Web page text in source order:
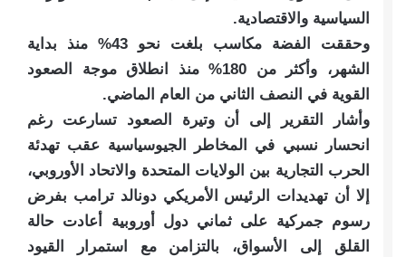
السياسية والاقتصادية.
وحققت الفضة مكاسب بلغت نحو 43% منذ بداية
الشهر، وأكثر من 180% منذ انطلاق موجة الصعود
القوية في النصف الثاني من العام الماضي.
وأشار التقرير إلى أن وتيرة الصعود تسارعت رغم
انحسار نسبي في المخاطر الجيوسياسية عقب تهدئة
الحرب التجارية بين الولايات المتحدة والاتحاد الأوروبي،
إلا أن تهديدات الرئيس الأمريكي دونالد ترامب بفرض
رسوم جمركية على ثماني دول أوروبية أعادت حالة
القلق إلى الأسواق، بالتزامن مع استمرار القيود